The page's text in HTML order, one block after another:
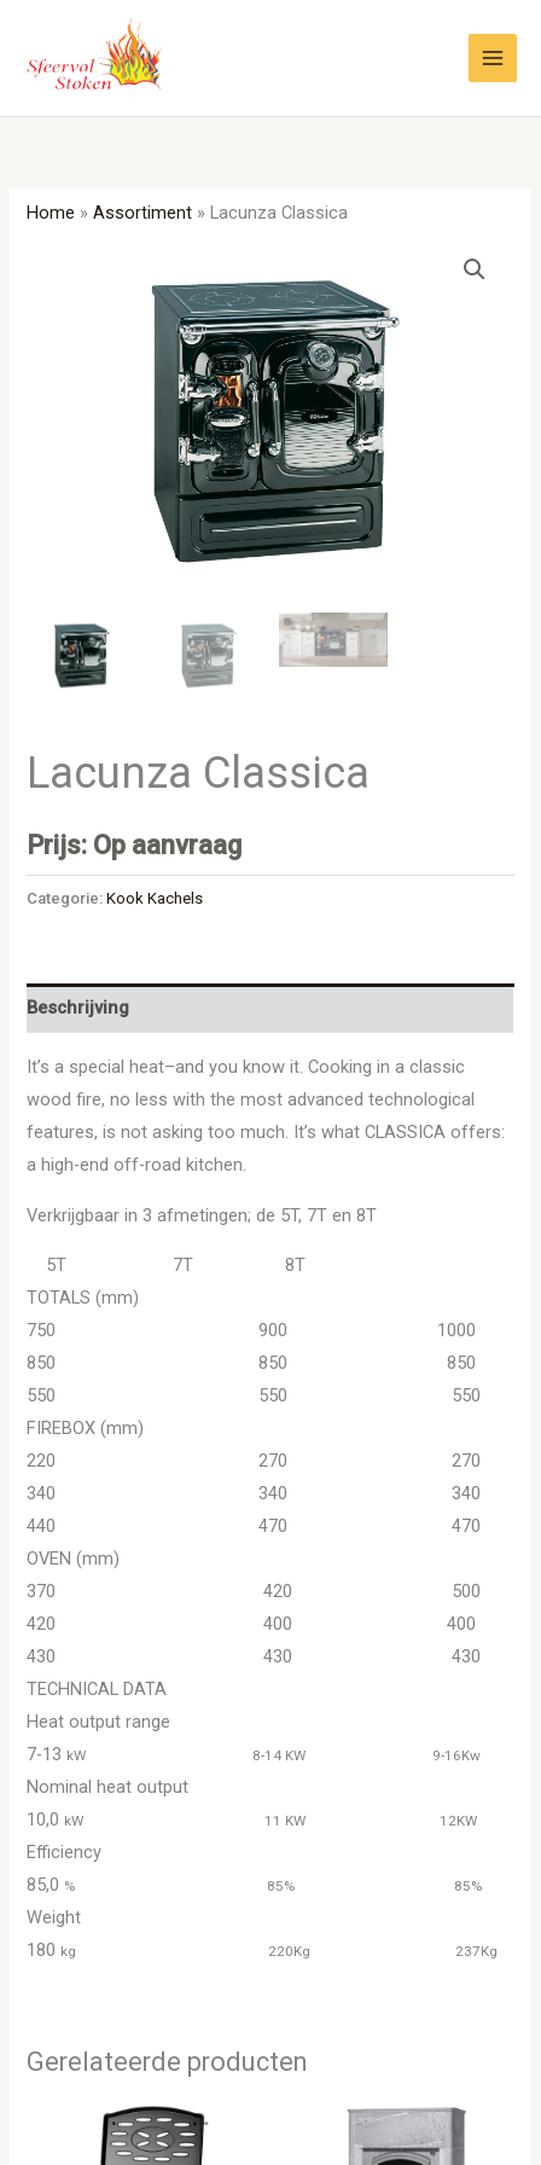
inhoud
Home »Assortiment » Lacunza Classica
Lacunza Classica
Prijs: Op aanvraag
Categorie:Kook Kachels
Beschrijving
It’s a special heat–and you know it. Cooking in a classic
wood fire, no less with the most advanced technological
features, is not asking too much. It’s what CLASSICA offers:
a high-end off-road kitchen.
Verkrijgbaar in 3 afmetingen; de 5T, 7T en 8T
5T 7T 8T
TOTALS (mm)
750 900 1000
850 850 850
550 550 550
FIREBOX (mm)
220 270 270
340 340 340
440 470 470
OVEN (mm)
370 420 500
420 400 400
430 430 430
TECHNICAL DATA
Heat output range
7-13 kW 8-14 KW 9-16Kw
Nominal heat output
10,0 kW 11 KW 12KW
Efficiency
85,0 % 85% 85%
Weight
180 kg 220Kg 237Kg
Gerelateerde producten